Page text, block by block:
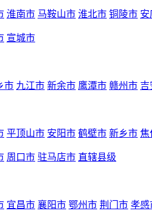
淮南市 马鞍山市 淮北市 铜陵市 安
宣城市
市 九江市 新余市 鹰潭市 赣州市 吉
平顶山市 安阳市 鹤壁市 新乡市 焦
周口市 驻马店市 直辖县级
宜昌市 襄阳市 鄂州市 荆门市 孝感